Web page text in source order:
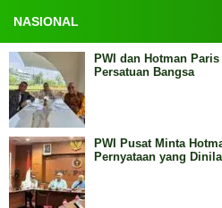
NASIONAL
PWI dan Hotman
Persatuan Bangsa
PWI Pusat Minta
Pernyataan yang